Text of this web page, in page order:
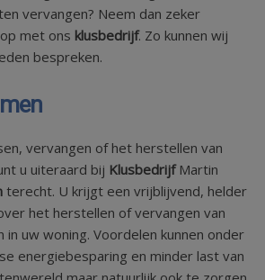
vervangen? Neem dan zeker
met ons klusbedrijf. Zo kunnen wij
bespreken.
vervangen of het herstellen van
u uiteraard bij KlusbedrijfMartin
terecht. U krijgt een vrijblijvend, helder
het herstellen of vervangen van
uw woning. Voordelen kunnen onder
energiebesparing en minder last van